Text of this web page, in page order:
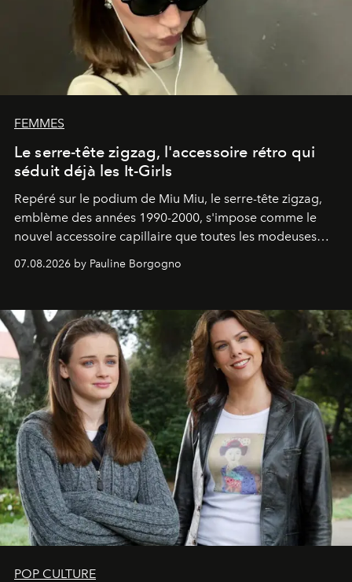
FEMMES
Le serre-tête zigzag, l'accessoire rétro qui
séduit déjà les It-Girls
Repéré sur le podium de Miu Miu, le serre-tête zigzag,
emblème des années 1990-2000, s'impose comme le
nouvel accessoire capillaire que toutes les modeuses
07.08.2026 by Pauline Borgogno
POP CULTURE